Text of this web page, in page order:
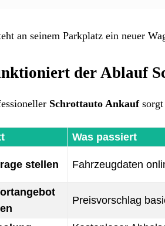
an seinem Parkplatz ein neuer
der Ablauf
Schrottauto Ankaufsorgt
Was passiert
stellen Fahrzeugdaten
Preisvorschlag